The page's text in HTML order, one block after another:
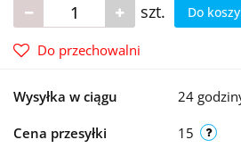
szt. Do
Do przechowalni
Wysyłka w ciągu 24
Cena przesyłki 15